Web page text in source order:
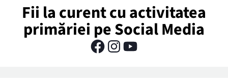
Fii la curent cu activitatea
primăriei pe Social Media